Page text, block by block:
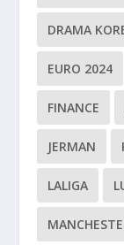
DRAMA
EURO 2024
FINANCE
JERMAN
LALIGA